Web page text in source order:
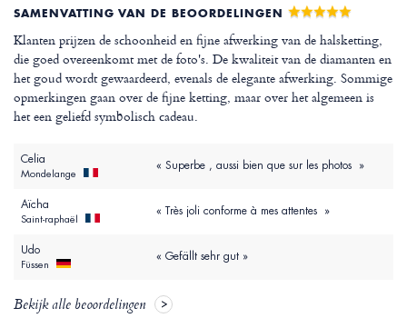
SAMENVATTING VAN DE BEOORDELINGEN
Klanten prijzen de schoonheid en fijne afwerking van de halsketting,
die goed overeenkomt met de foto's. De kwaliteit van de diamanten en
het goud wordt gewaardeerd, evenals de elegante afwerking. Sommige
opmerkingen gaan over de fijne ketting, maar over het algemeen is
het een geliefd symbolisch cadeau.
Celia
Mondelange
« Superbe , aussi bien que sur les photos »
Aïcha
Saint-raphaël
« Très joli conforme à mes attentes »
Udo
Füssen
« Gefällt sehr gut »
Bekijk alle beoordelingen